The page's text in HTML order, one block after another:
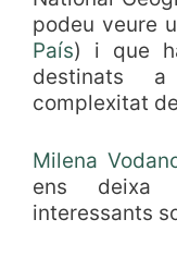
podeu veure
País) i que
destinats
complexitat
Milena
ens deixa
interessants